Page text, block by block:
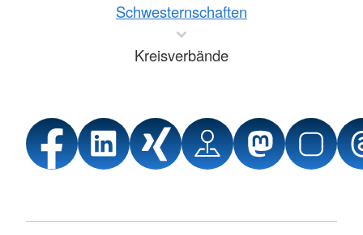
Schwesternschaften
Kreisverbände